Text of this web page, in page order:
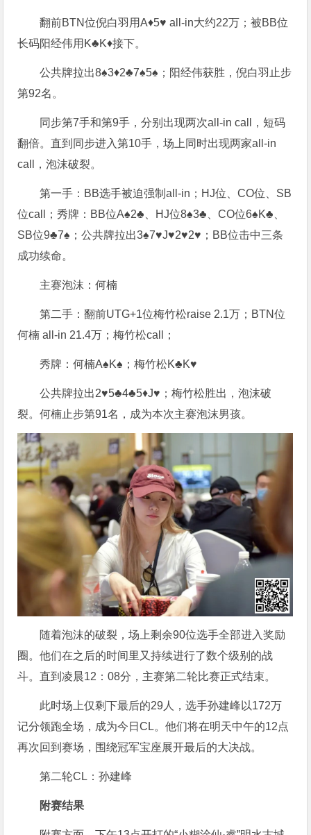
翻前BTN位倪白羽用A♦5♥ all-in大约22万；被BB位
长码阳经伟用K♣K♦接下。
公共牌拉出8♠3♦2♣7♠5♠；阳经伟获胜，倪白羽止步
第92名。
同步第7手和第9手，分别出现两次all-in call，短码
翻倍。直到同步进入第10手，场上同时出现两家all-in
call，泡沫破裂。
第一手：BB选手被迫强制all-in；HJ位、CO位、SB
位call；秀牌：BB位A♠2♣、HJ位8♠3♣、CO位6♠K♣、
SB位9♣7♠；公共牌拉出3♠7♥J♥2♥2♥；BB位击中三条
成功续命。
主赛泡沫：何楠
第二手：翻前UTG+1位梅竹松raise 2.1万；BTN位
何楠 all-in 21.4万；梅竹松call；
秀牌：何楠A♠K♠；梅竹松K♣K♥
公共牌拉出2♥5♣4♣5♦J♥；梅竹松胜出，泡沫破
裂。何楠止步第91名，成为本次主赛泡沫男孩。
随着泡沫的破裂，场上剩余90位选手全部进入奖励
圈。他们在之后的时间里又持续进行了数个级别的战
斗。直到凌晨12：08分，主赛第二轮比赛正式结束。
此时场上仅剩下最后的29人，选手孙建峰以172万
记分领跑全场，成为今日CL。他们将在明天中午的12点
再次回到赛场，围绕冠军宝座展开最后的大决战。
第二轮CL：孙建峰
附赛结果